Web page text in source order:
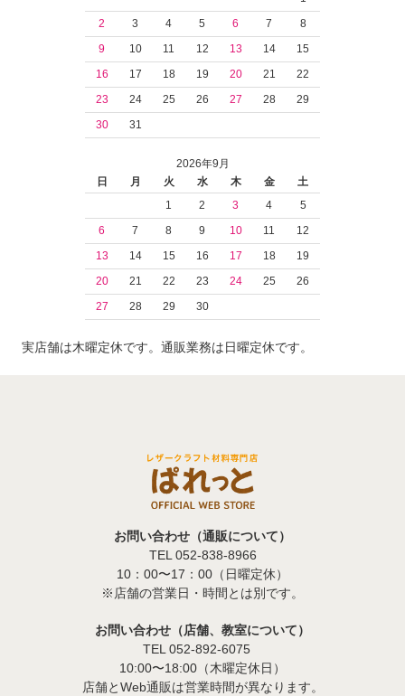
2
3 4 5 6 7
8
9
10 11 12 13 14
15
16
17 18 19 20 21
22
23
24 25 26 27 28
29
30
31
2026年9月
日
月 火 水 木 金
土
1
2 3 4
5
6
7 8 9 10 11
12
13
14 15 16 17 18
19
20
21 22 23 24 25
26
27
28 29 30
実店舗は木曜定休です。通販業務は日曜定休です。
お問い合わせ（通販について）
TEL 052-838-8966
10：00〜17：00（日曜定休）
※店舗の営業日・時間とは別です。
お問い合わせ（店舗、教室について）
TEL 052-892-6075
10:00〜18:00（木曜定休日）
店舗とWeb通販は営業時間が異なります。